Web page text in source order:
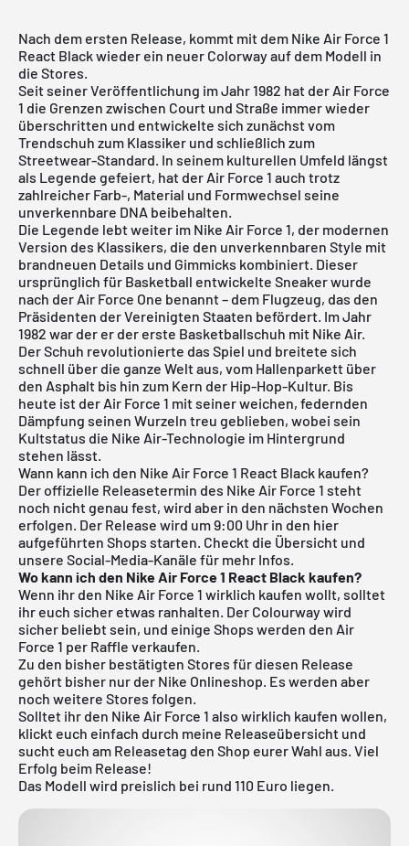
Nach dem ersten Release, kommt mit dem Nike Air Force 1
React Black wieder ein neuer Colorway auf dem Modell in
die Stores.
Seit seiner Veröffentlichung im Jahr 1982 hat der Air Force
1 die Grenzen zwischen Court und Straße immer wieder
überschritten und entwickelte sich zunächst vom
Trendschuh zum Klassiker und schließlich zum
Streetwear-Standard. In seinem kulturellen Umfeld längst
als Legende gefeiert, hat der Air Force 1 auch trotz
zahlreicher Farb-, Material und Formwechsel seine
unverkennbare DNA beibehalten.
Die Legende lebt weiter im Nike Air Force 1, der modernen
Version des Klassikers, die den unverkennbaren Style mit
brandneuen Details und Gimmicks kombiniert. Dieser
ursprünglich für Basketball entwickelte Sneaker wurde
nach der Air Force One benannt – dem Flugzeug, das den
Präsidenten der Vereinigten Staaten befördert. Im Jahr
1982 war der er der erste Basketballschuh mit Nike Air.
Der Schuh revolutionierte das Spiel und breitete sich
schnell über die ganze Welt aus, vom Hallenparkett über
den Asphalt bis hin zum Kern der Hip-Hop-Kultur. Bis
heute ist der Air Force 1 mit seiner weichen, federnden
Dämpfung seinen Wurzeln treu geblieben, wobei sein
Kultstatus die Nike Air-Technologie im Hintergrund
stehen lässt.
Wann kann ich den Nike Air Force 1 React Black kaufen?
Der offizielle Releasetermin des Nike Air Force 1 steht
noch nicht genau fest, wird aber in den nächsten Wochen
erfolgen. Der Release wird um 9:00 Uhr in den hier
aufgeführten Shops starten. Checkt die Übersicht und
unsere Social-Media-Kanäle für mehr Infos.
Wo kann ich den Nike Air Force 1 React Black kaufen?
Wenn ihr den Nike Air Force 1 wirklich kaufen wollt, solltet
ihr euch sicher etwas ranhalten. Der Colourway wird
sicher beliebt sein, und einige Shops werden den Air
Force 1 per Raffle verkaufen.
Zu den bisher bestätigten Stores für diesen Release
gehört bisher nur der Nike Onlineshop. Es werden aber
noch weitere Stores folgen.
Solltet ihr den Nike Air Force 1 also wirklich kaufen wollen,
klickt euch einfach durch meine Releaseübersicht und
sucht euch am Releasetag den Shop eurer Wahl aus. Viel
Erfolg beim Release!
Das Modell wird preislich bei rund 110 Euro liegen.